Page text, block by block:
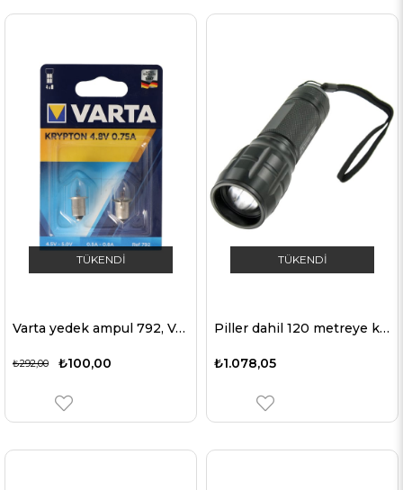
TÜKENDI
Varta yedek ampul 792, Varta 00792000402
₺100,00
₺292,00
TÜKENDI
Piller dahil 120 metreye kadar aydınlatma aralığı için LED el feneri
₺1.078,05